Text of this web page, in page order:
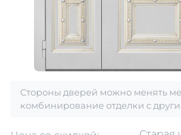
Стороны дверей можно менять
комбинирование отделки с